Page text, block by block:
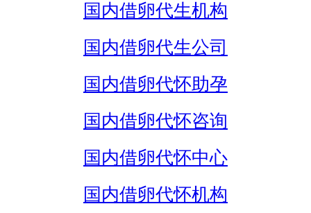
国内借卵代生机构
国内借卵代生公司
国内借卵代怀助孕
国内借卵代怀咨询
国内借卵代怀中心
国内借卵代怀机构